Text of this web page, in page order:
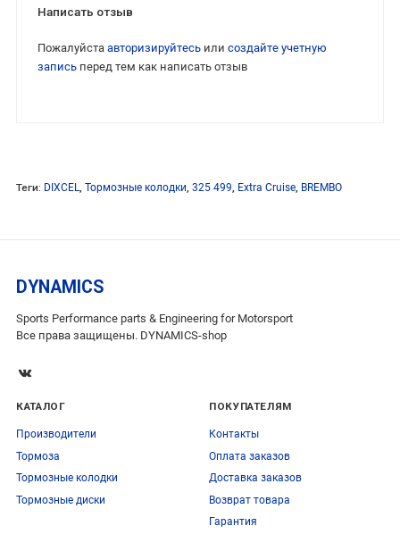
Написать отзыв
Пожалуйста авторизируйтесьили создайте учетную
записьперед тем как написать отзыв
Теги: DIXCEL, Тормозные колодки, 325 499, Extra Cruise, BREMBO
DYNAMICS
Sports Performance parts & Engineering for Motorsport
Все права защищены. DYNAMICS-shop
КАТАЛОГ
Производители
Тормоза
Тормозные колодки
Тормозные диски
ПОКУПАТЕЛЯМ
Контакты
Оплата заказов
Доставка заказов
Возврат товара
Гарантия